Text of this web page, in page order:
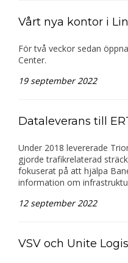
Vårt nya kontor i
För två veckor sedan
Center.
19 september 2022
Dataleverans till
Under 2018 levererade
gjorde trafikrelaterad
fokuserat på att hjälpa
information om
12 september 2022
VSV och Unite